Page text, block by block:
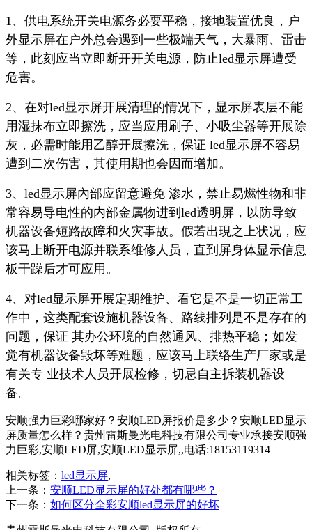
1、供电系统开关电源务必要平稳，接地装置优良，户
外显示屏在户外总会遇到一些极端天气，大暴雨、雷击
等，此刻应当立即断开开关电源，防止led显示屏遭受
危害。
2、在对led显示屏开展清理的情况下，显示屏表层不能
用湿抹布立即擦洗，应当应用刷子、小吸尘器等开展除
灰，必需时能用乙醇开展擦洗，保证 led显示屏不容易
遭到二次伤害，其使用期也会因而增加。
3、led显示屏內部应留意避免 渗水，禁止易燃性物和非
常容易导电性的内部金属物进到led透明屏，以防导致
机器设备短路故障和火灾事故。假若出現之上状况，应
该马上断开电源并联系维修人员，直到屏身体显示信息
板干躁后才可应用。
4、对led显示屏开展定期维护、看它是不是一切正常工
作中，这类配套设施机器设备、路线排列是不是存在的
问题，保证 其办公环境的自然通风、排热平稳；如发
觉有机器设备毁坏等难题，应该马上联络生产厂家或是
有关专 业技术人员开展检修，切忌自主拆装机器设
备。
安顺强力巨彩哪家好？安顺LED屏报价是多少？安顺LED显示
屏质量怎么样？贵州雷斯曼光电科技有限公司专业承接安顺强
力巨彩,安顺LED屏,安顺LED显示屏,,电话:18153119314
相关标签： led显示屏,
上一条： 安顺LED显示屏的好处都有哪些？
下一条： 如何区分全彩安顺led显示屏的好坏